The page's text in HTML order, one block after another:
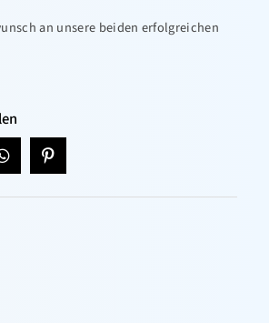
an unsere beiden erfolgreichen